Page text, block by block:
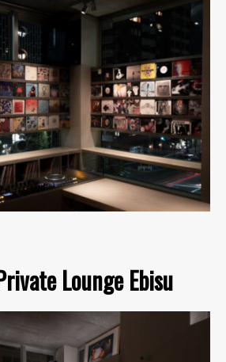
Lounge Ebisu